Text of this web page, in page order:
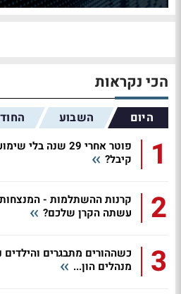
הכי נקראות
היום השבוע
1
קיבל?
2
קרנות ההשתלמות - המנצחות
עשתה הקרן שלכם?
3
כשההורים מתבגרים והילדים
מנהלים הון...